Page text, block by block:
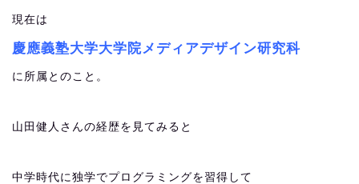
現在は
慶應義塾大学大学院メディアデザイン研究科
に所属とのこと。
山田健人さんの経歴を見てみると
中学時代に独学でプログラミングを習得して